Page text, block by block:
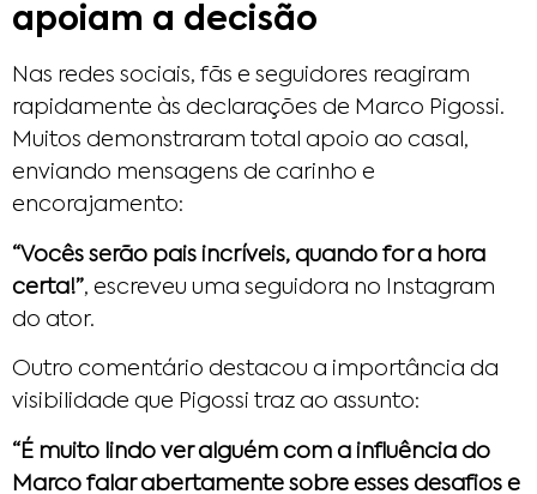
apoiam a decisão
Nas redes sociais, fãs e seguidores reagiram
rapidamente às declarações de Marco Pigossi.
Muitos demonstraram total apoio ao casal,
enviando mensagens de carinho e
encorajamento:
“Vocês serão pais incríveis, quando for a hora
certa!”, escreveu uma seguidora no Instagram
do ator.
Outro comentário destacou a importância da
visibilidade que Pigossi traz ao assunto:
“É muito lindo ver alguém com a influência do
Marco falar abertamente sobre esses desafios e